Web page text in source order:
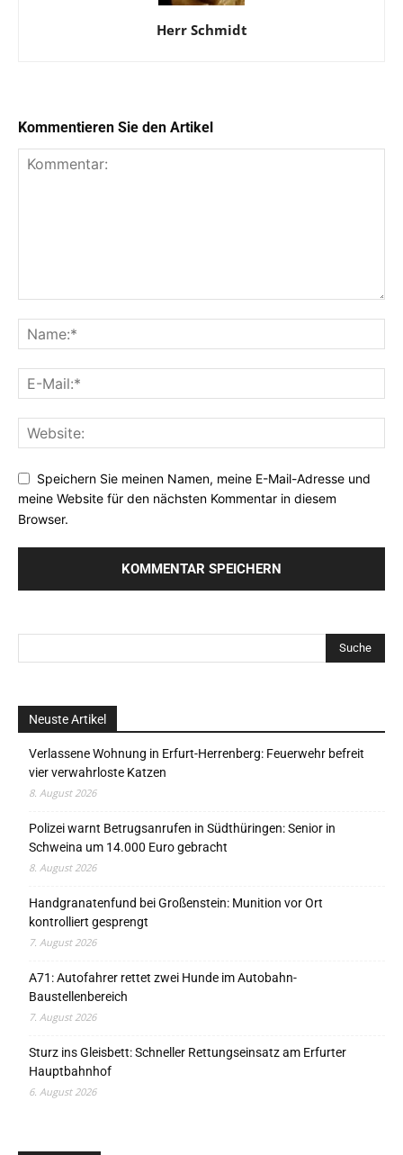
Herr Schmidt
Kommentieren Sie den Artikel
Speichern Sie meinen Namen, meine E-Mail-Adresse und
meine Website für den nächsten Kommentar in diesem
Browser.
Neuste Artikel
Verlassene Wohnung in Erfurt-Herrenberg: Feuerwehr befreit
vier verwahrloste Katzen
8. August 2026
Polizei warnt Betrugsanrufen in Südthüringen: Senior in
Schweina um 14.000 Euro gebracht
8. August 2026
Handgranatenfund bei Großenstein: Munition vor Ort
kontrolliert gesprengt
7. August 2026
A71: Autofahrer rettet zwei Hunde im Autobahn-
Baustellenbereich
7. August 2026
Sturz ins Gleisbett: Schneller Rettungseinsatz am Erfurter
Hauptbahnhof
6. August 2026